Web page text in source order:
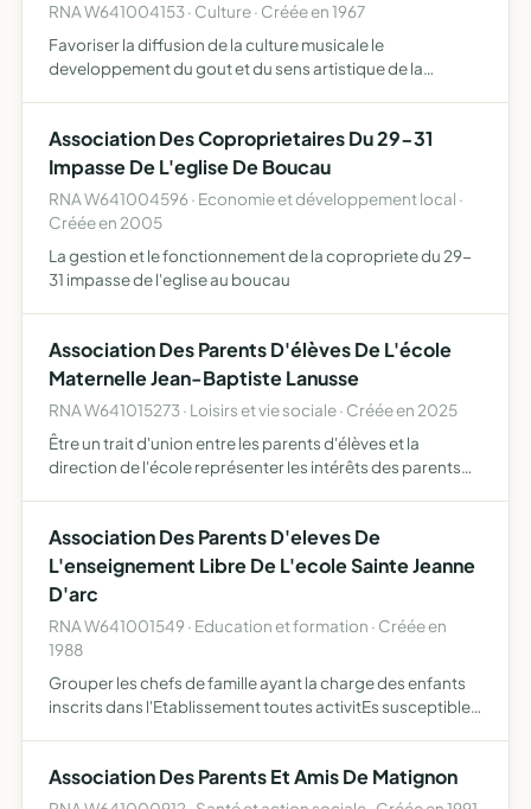
RNA W641004153 · Culture · Créée en 1967
Favoriser la diffusion de la culture musicale le
developpement du gout et du sens artistique de la
Association Des Coproprietaires Du 29-31
Impasse De L'eglise De Boucau
RNA W641004596 · Economie et développement local ·
Créée en 2005
La gestion et le fonctionnement de la copropriete du 29-
31 impasse de l'eglise au boucau
Association Des Parents D'élèves De L'école
Maternelle Jean-Baptiste Lanusse
RNA W641015273 · Loisirs et vie sociale · Créée en 2025
Être un trait d'union entre les parents d'élèves et la
direction de l'école représenter les intérêts des parents
Association Des Parents D'eleves De
L'enseignement Libre De L'ecole Sainte Jeanne
D'arc
RNA W641001549 · Education et formation · Créée en
1988
Grouper les chefs de famille ayant la charge des enfants
inscrits dans l'Etablissement toutes activitEs susceptibles
Association Des Parents Et Amis De Matignon